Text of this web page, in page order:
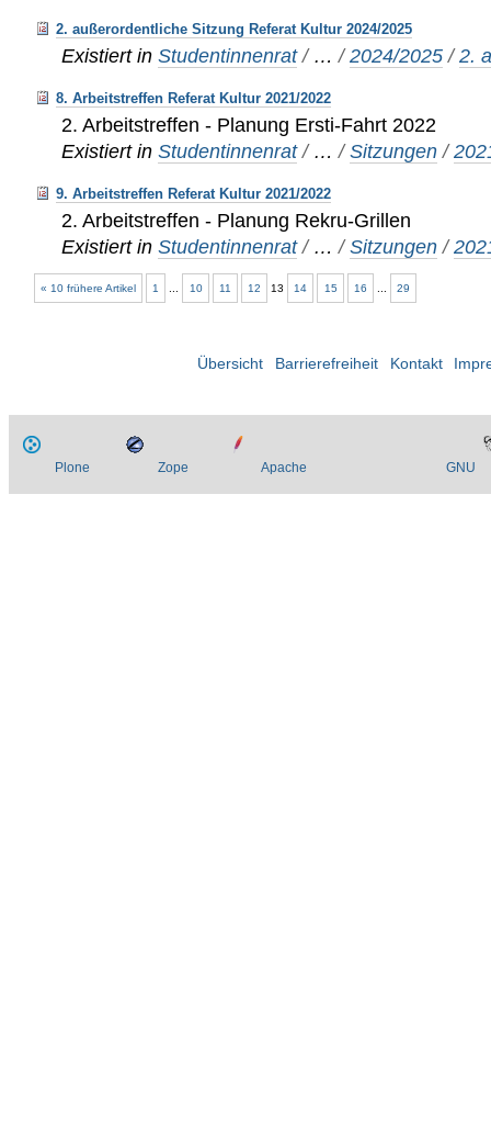
2. außerordentliche Sitzung Referat Kultur 2024/2025
Existiert in Studentinnenrat / …/2024/2025 /2.
8. Arbeitstreffen Referat Kultur 2021/2022
2. Arbeitstreffen - Planung Ersti-Fahrt 2022
Existiert in Studentinnenrat / …/Sitzungen /
9. Arbeitstreffen Referat Kultur 2021/2022
2. Arbeitstreffen - Planung Rekru-Grillen
Existiert in Studentinnenrat / …/Sitzungen /
« 10 frühere Artikel 1 10 11 12 13 14 15 16 29
Übersicht Barrierefreiheit Kontakt
Plone Zope Apache GNU